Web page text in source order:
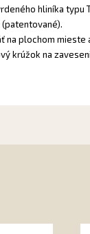
hliníka typu
na plochom mieste
krúžok na